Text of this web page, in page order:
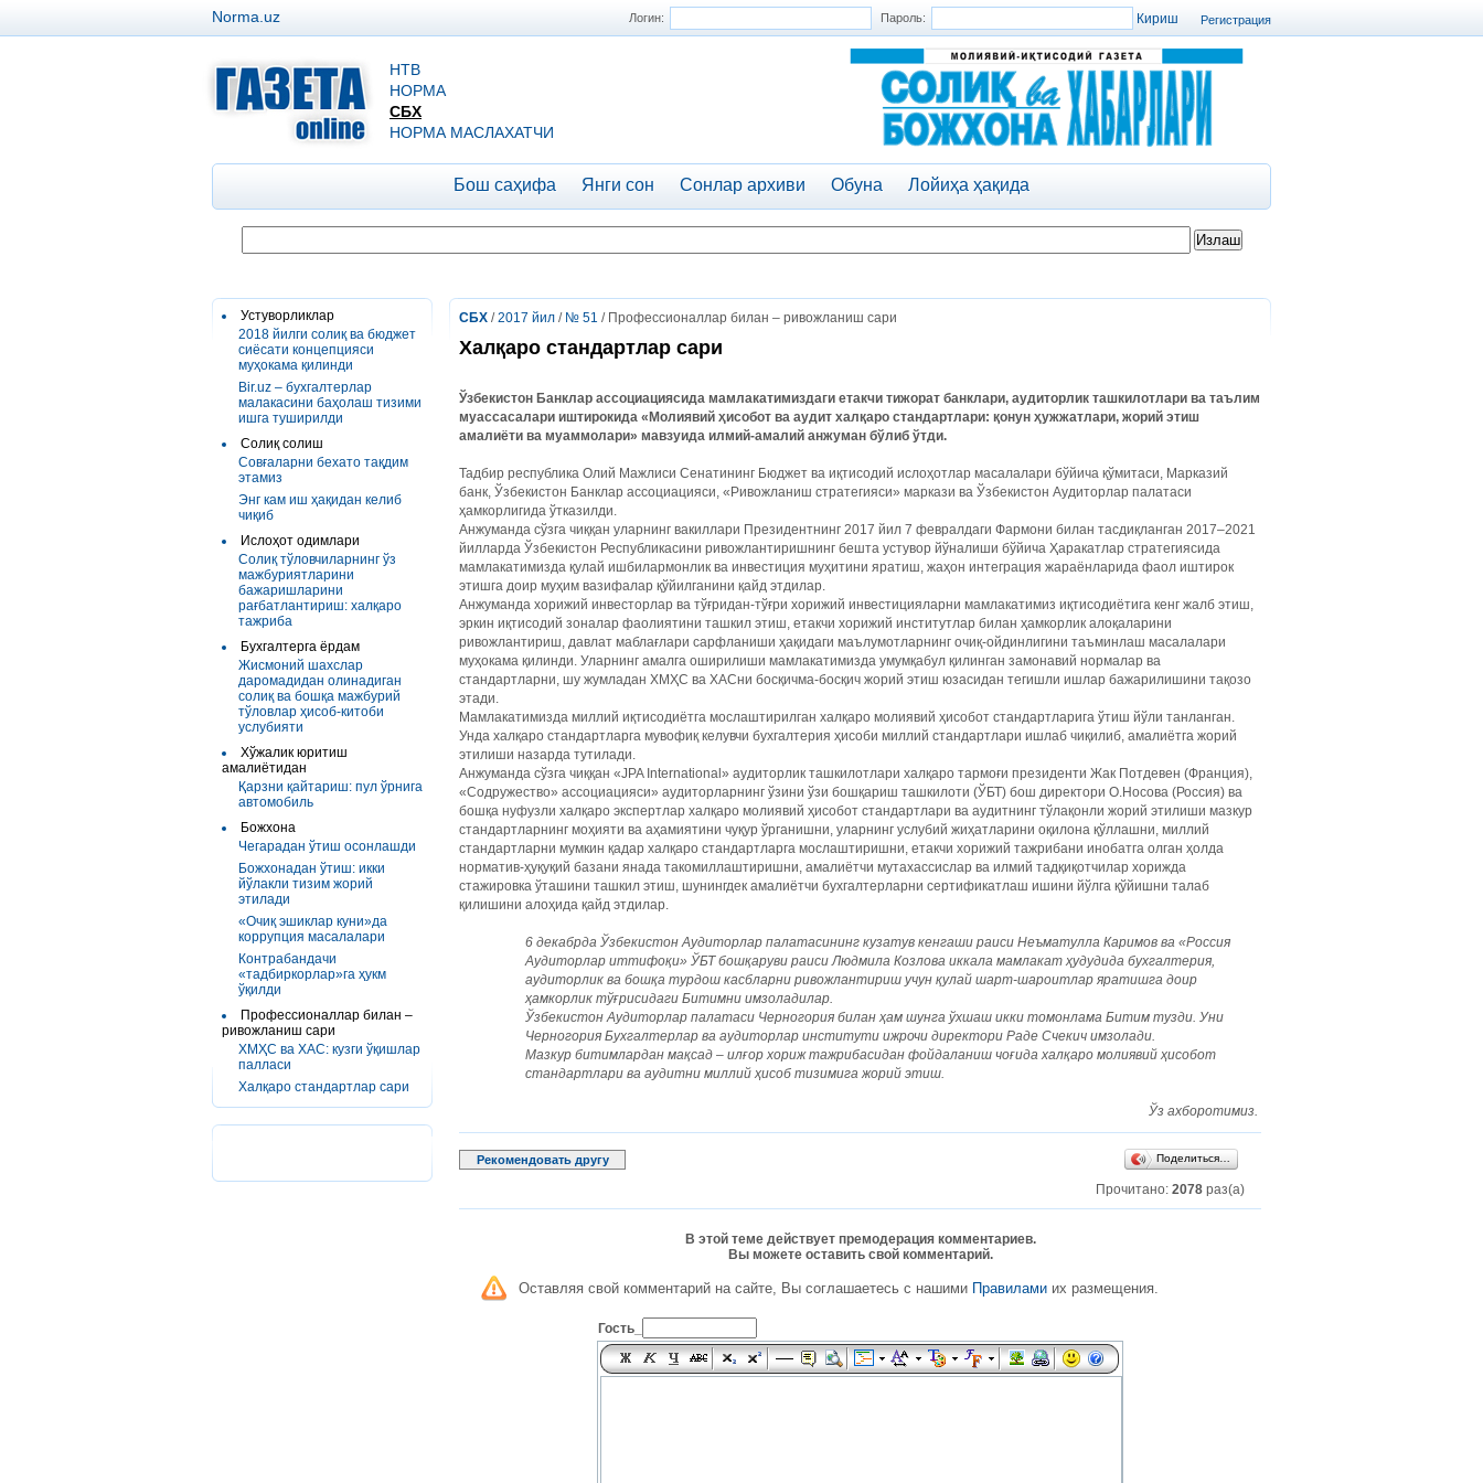
Регистрация
Логин: Пароль:
Norma.uz
НТВ
НОРМА
СБХ
НОРМА МАСЛАХАТЧИ
Бош саҳифа Янги сон Сонлар архиви Обуна Лойиҳа ҳақида
Устуворликлар
2018 йилги солиқ ва бюджет
сиёсати концепцияси
муҳокама қилинди
Bir.uz – бухгалтерлар
малакасини баҳолаш тизими
ишга туширилди
Солиқ солиш
Совғаларни бехато тақдим
этамиз
Энг кам иш ҳақидан келиб
чиқиб
Ислоҳот одимлари
Солиқ тўловчиларнинг ўз
мажбуриятларини
бажаришларини
рағбатлантириш: халқаро
тажриба
Бухгалтерга ёрдам
Жисмоний шахслар
даромадидан олинадиган
солиқ ва бошқа мажбурий
тўловлар ҳисоб-китоби
услубияти
Хўжалик юритиш
амалиётидан
Қарзни қайтариш: пул ўрнига
автомобиль
Божхона
Чегарадан ўтиш осонлашди
Божхонадан ўтиш: икки
йўлакли тизим жорий
этилади
«Очиқ эшиклар куни»да
коррупция масалалари
Контрабандачи
«тадбиркорлар»га ҳукм
ўқилди
Профессионаллар билан –
ривожланиш сари
ХМҲС ва ХАС: кузги ўқишлар
палласи
Халқаро стандартлар сари
СБХ /2017 йил / № 51 / Профессионаллар билан – ривожланиш сари
Халқаро стандартлар сари
Ўзбекистон Банклар ассоциациясида мамлакатимиздаги етакчи тижорат банклари, аудиторлик ташкилотлари ва таълим
муассасалари иштирокида «Молиявий ҳисобот ва аудит халқаро стандартлари: қонун ҳужжатлари, жорий этиш
амалиёти ва муаммолари» мавзуида илмий-амалий анжуман бўлиб ўтди.
Тадбир республика Олий Мажлиси Сенатининг Бюджет ва иқтисодий ислоҳотлар масалалари бўйича қўмитаси, Марказий
банк, Ўзбекистон Банклар ассоциацияси, «Ривожланиш стратегияси» маркази ва Ўзбекистон Аудиторлар палатаси
ҳамкорлигида ўтказилди.
Анжуманда сўзга чиққан уларнинг вакиллари Президентнинг 2017 йил 7 февралдаги Фармони билан тасдиқланган 2017–2021
йилларда Ўзбекистон Республикасини ривожлантиришнинг бешта устувор йўналиши бўйича Ҳаракатлар стратегиясида
мамлакатимизда қулай ишбилармонлик ва инвестиция муҳитини яратиш, жаҳон интеграция жараёнларида фаол иштирок
этишга доир муҳим вазифалар қўйилганини қайд этдилар.
Анжуманда хорижий инвесторлар ва тўғридан-тўғри хорижий инвестицияларни мамлакатимиз иқтисодиётига кенг жалб этиш,
эркин иқтисодий зоналар фаолиятини ташкил этиш, етакчи хорижий институтлар билан ҳамкорлик алоқаларини
ривожлантириш, давлат маблағлари сарфланиши ҳақидаги маълумотларнинг очиқ-ойдинлигини таъминлаш масалалари
муҳокама қилинди. Уларнинг амалга оширилиши мамлакатимизда умумқабул қилинган замонавий нормалар ва
стандартларни, шу жумладан ХМҲС ва ХАСни босқичма-босқич жорий этиш юзасидан тегишли ишлар бажарилишини тақозо
этади.
Мамлакатимизда миллий иқтисодиётга мослаштирилган халқаро молиявий ҳисобот стандартларига ўтиш йўли танланган.
Унда халқаро стандартларга мувофиқ келувчи бухгалтерия ҳисоби миллий стандартлари ишлаб чиқилиб, амалиётга жорий
этилиши назарда тутилади.
Анжуманда сўзга чиққан «JPA International» аудиторлик ташкилотлари халқаро тармоғи президенти Жак Потдевен (Франция),
«Содружество» ассоциацияси» аудиторларнинг ўзини ўзи бошқариш ташкилоти (ЎБТ) бош директори О.Носова (Россия) ва
бошқа нуфузли халқаро экспертлар халқаро молиявий ҳисобот стандартлари ва аудитнинг тўлақонли жорий этилиши мазкур
стандартларнинг моҳияти ва аҳамиятини чуқур ўрганишни, уларнинг услубий жиҳатларини оқилона қўллашни, миллий
стандартларни мумкин қадар халқаро стандартларга мослаштиришни, етакчи хорижий тажрибани инобатга олган ҳолда
норматив-ҳуқуқий базани янада такомиллаштиришни, амалиётчи мутахассислар ва илмий тадқиқотчилар хорижда
стажировка ўташини ташкил этиш, шунингдек амалиётчи бухгалтерларни сертификатлаш ишини йўлга қўйишни талаб
қилишини алоҳида қайд этдилар.
6 декабрда Ўзбекистон Аудиторлар палатасининг кузатув кенгаши раиси Неъматулла Каримов ва «Россия
Аудиторлар иттифоқи» ЎБТ бошқаруви раиси Людмила Козлова иккала мамлакат ҳудудида бухгалтерия,
аудиторлик ва бошқа турдош касбларни ривожлантириш учун қулай шарт-шароитлар яратишга доир
ҳамкорлик тўғрисидаги Битимни имзоладилар.
Ўзбекистон Аудиторлар палатаси Черногория билан ҳам шунга ўхшаш икки томонлама Битим тузди. Уни
Черногория Бухгалтерлар ва аудиторлар институти ижрочи директори Раде Счекич имзолади.
Мазкур битимлардан мақсад – илғор хориж тажрибасидан фойдаланиш чоғида халқаро молиявий ҳисобот
стандартлари ва аудитни миллий ҳисоб тизимига жорий этиш.
Ўз ахборотимиз.
Рекомендовать другу Поделиться…
Прочитано: 2078 раз(а)
В этой теме действует премодерация комментариев.
Вы можете оставить свой комментарий.
Оставляя свой комментарий на сайте, Вы соглашаетесь с нашими Правилами их размещения.
Гость_